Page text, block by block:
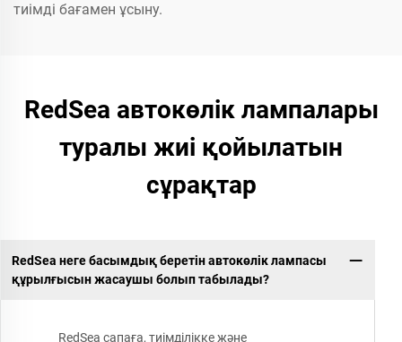
тиімді бағамен ұсыну.
RedSea автокөлік лампалары
туралы жиі қойылатын
сұрақтар
RedSea неге басымдық беретін автокөлік лампасы
құрылғысын жасаушы болып табылады?
RedSea сапаға, тиімділікке және